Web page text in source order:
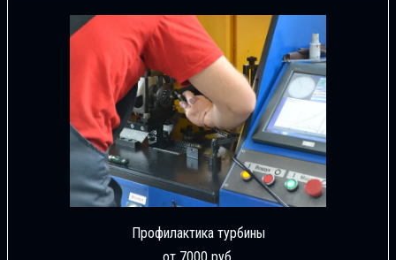
Профилактика турбины